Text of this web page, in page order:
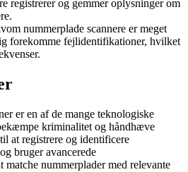
registrerer og gemmer oplysninger om
nummerplade scannere er meget
forekomme fejlidentifikationer, hvilket
er en af de mange teknologiske
kriminalitet og håndhæve
at registrere og identificere
bruger avancerede
matche nummerplader med relevante